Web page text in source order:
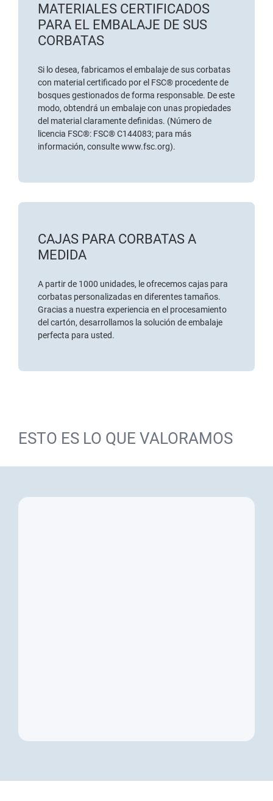
MATERIALES CERTIFICADOS
PARA EL EMBALAJE DE SUS
CORBATAS
Si lo desea, fabricamos el embalaje de sus corbatas
con material certificado por el FSC® procedente de
bosques gestionados de forma responsable. De este
modo, obtendrá un embalaje con unas propiedades
del material claramente definidas. (Número de
licencia FSC®: FSC® C144083; para más
información, consultewww.fsc.org).
CAJAS PARA CORBATAS A
MEDIDA
A partir de 1000 unidades, le ofrecemos cajas para
corbatas personalizadas en diferentes tamaños.
Gracias a nuestra experiencia en el procesamiento
del cartón, desarrollamos la solución de embalaje
perfecta para usted.
ESTO ES LO QUE VALORAMOS